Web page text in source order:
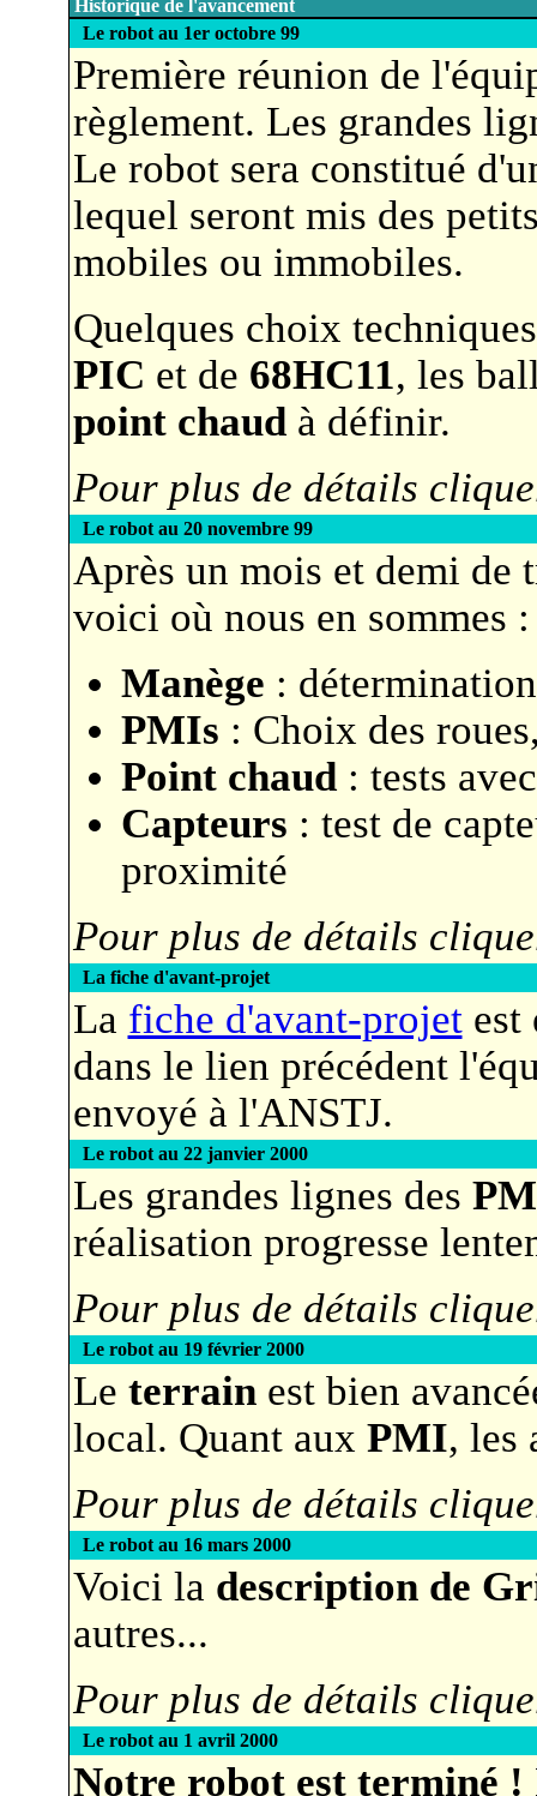
Historique de l'avancement
Le robot au 1er octobre 99
Première réunion de
règlement. Les grandes
Le robot sera constitué
lequel seront mis des
mobiles ou immobiles.
Quelques choix
PIC et de 68HC11, les
point chaudà définir.
Pour plus de détails
Le robot au 20 novembre 99
Après un mois et demi
voici où nous en sommes :
Manège :
PMIs : Choix des
Point chaud: tests
Capteurs : test de
proximité
Pour plus de détails
La fiche d'avant-projet
La fiche d'avant-projetest
dans le lien précédent
envoyé à l'ANSTJ.
Le robot au 22 janvier 2000
Les grandes lignes des
réalisation progresse
Pour plus de détails
Le robot au 19 février 2000
Le terrainest bien
local. Quant aux PMI, les
Pour plus de détails
Le robot au 16 mars 2000
Voici la description de
autres...
Pour plus de détails
Le robot au 1 avril 2000
Notre robot est terminé !